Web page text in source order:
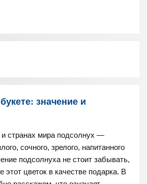
значение и
и странах мира подсолнух —
сочного, зрелого, напитанного
подсолнуха не стоит забывать,
этот цветок в качестве подарка. В